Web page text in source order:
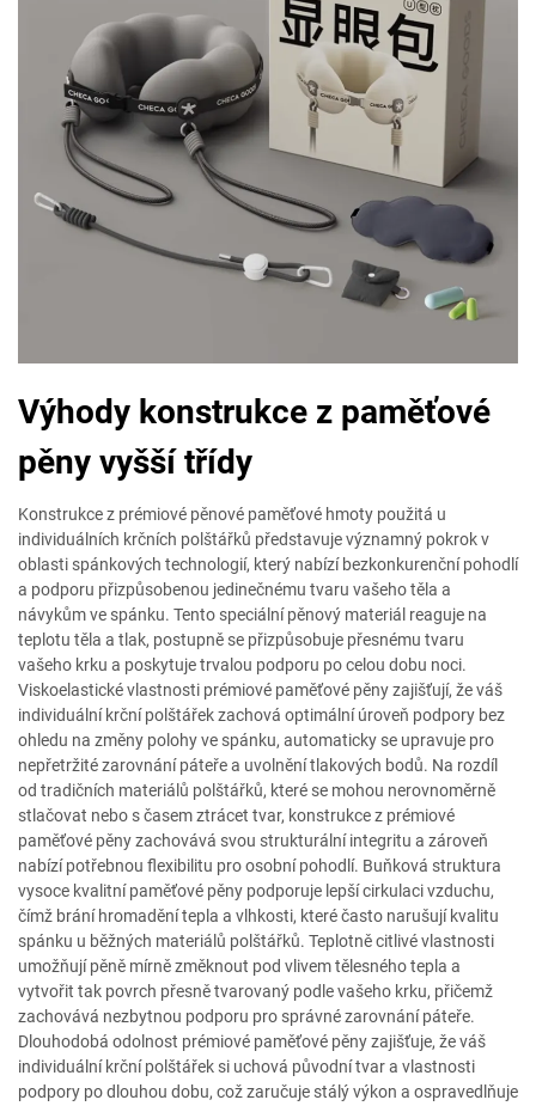
Výhody konstrukce z paměťové
pěny vyšší třídy
Konstrukce z prémiové pěnové paměťové hmoty použitá u
individuálních krčních polštářků představuje významný pokrok v
oblasti spánkových technologií, který nabízí bezkonkurenční pohodlí
a podporu přizpůsobenou jedinečnému tvaru vašeho těla a
návykům ve spánku. Tento speciální pěnový materiál reaguje na
teplotu těla a tlak, postupně se přizpůsobuje přesnému tvaru
vašeho krku a poskytuje trvalou podporu po celou dobu noci.
Viskoelastické vlastnosti prémiové paměťové pěny zajišťují, že váš
individuální krční polštářek zachová optimální úroveň podpory bez
ohledu na změny polohy ve spánku, automaticky se upravuje pro
nepřetržité zarovnání páteře a uvolnění tlakových bodů. Na rozdíl
od tradičních materiálů polštářků, které se mohou nerovnoměrně
stlačovat nebo s časem ztrácet tvar, konstrukce z prémiové
paměťové pěny zachovává svou strukturální integritu a zároveň
nabízí potřebnou flexibilitu pro osobní pohodlí. Buňková struktura
vysoce kvalitní paměťové pěny podporuje lepší cirkulaci vzduchu,
čímž brání hromadění tepla a vlhkosti, které často narušují kvalitu
spánku u běžných materiálů polštářků. Teplotně citlivé vlastnosti
umožňují pěně mírně změknout pod vlivem tělesného tepla a
vytvořit tak povrch přesně tvarovaný podle vašeho krku, přičemž
zachovává nezbytnou podporu pro správné zarovnání páteře.
Dlouhodobá odolnost prémiové paměťové pěny zajišťuje, že váš
individuální krční polštářek si uchová původní tvar a vlastnosti
podpory po dlouhou dobu, což zaručuje stálý výkon a ospravedlňuje